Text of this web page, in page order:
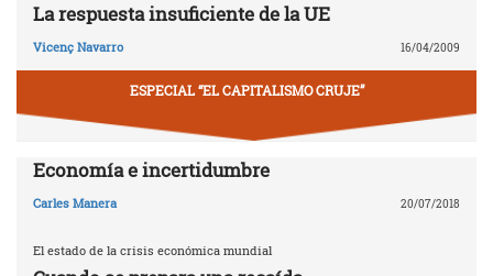
La respuesta insuficiente de la UE
Vicenç Navarro 16/04/2009
ESPECIAL “EL CAPITALISMO CRUJE”
Economía e incertidumbre
Carles Manera 20/07/2018
El estado de la crisis económica mundial